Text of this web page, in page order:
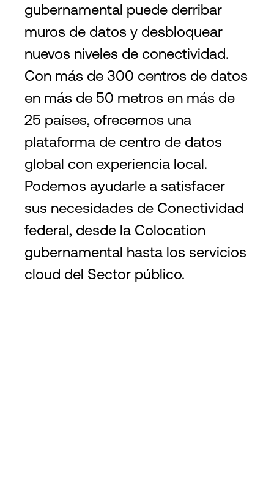
gubernamental puede derribar
muros de datos y desbloquear
nuevos niveles de conectividad.
Con más de 300 centros de datos
en más de 50 metros en más de
25 países, ofrecemos una
plataforma de centro de datos
global con experiencia local.
Podemos ayudarle a satisfacer
sus necesidades de Conectividad
federal, desde la Colocation
gubernamental hasta los servicios
cloud del Sector público.